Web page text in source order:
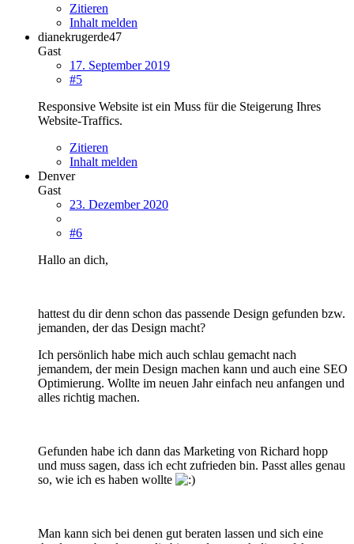
Zitieren
Inhalt melden
dianekrugerde47
Gast
17. September 2019
#5
Responsive Website ist ein Muss für die Steigerung Ihres
Website-Traffics.
Zitieren
Inhalt melden
Denver
Gast
23. Dezember 2020
#6
Hallo an dich,
hattest du dir denn schon das passende Design gefunden bzw.
jemanden, der das Design macht?
Ich persönlich habe mich auch schlau gemacht nach
jemandem, der mein Design machen kann und auch eine SEO
Optimierung. Wollte im neuen Jahr einfach neu anfangen und
alles richtig machen.
Gefunden habe ich dann das Marketing von Richard hopp
und muss sagen, dass ich echt zufrieden bin. Passt alles genau
so, wie ich es haben wollte
Man kann sich bei denen gut beraten lassen und sich eine